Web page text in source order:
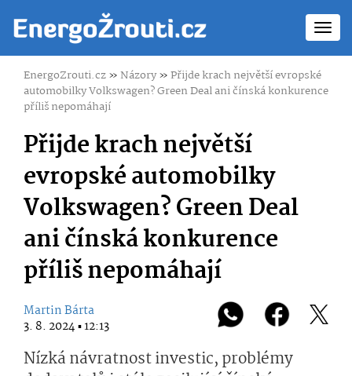
EnergoZrouti.cz»Názory»Přijde krach největší evropské
automobilky Volkswagen? Green Deal ani čínská konkurence
příliš nepomáhají
Přijde krach největší
evropské automobilky
Volkswagen? Green Deal
ani čínská konkurence
příliš nepomáhají
Martin Bárta
3. 8. 2024 ▪ 12:13
Nízká návratnost investic, problémy